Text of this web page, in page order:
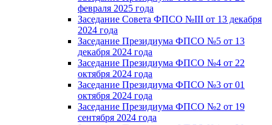
февраля 2025 года
Заседание Совета ФПСО №III от 13 декабря
2024 года
Заседание Президиума ФПСО №5 от 13
декабря 2024 года
Заседание Президиума ФПСО №4 от 22
октября 2024 года
Заседание Президиума ФПСО №3 от 01
октября 2024 года
Заседание Президиума ФПСО №2 от 19
сентября 2024 года